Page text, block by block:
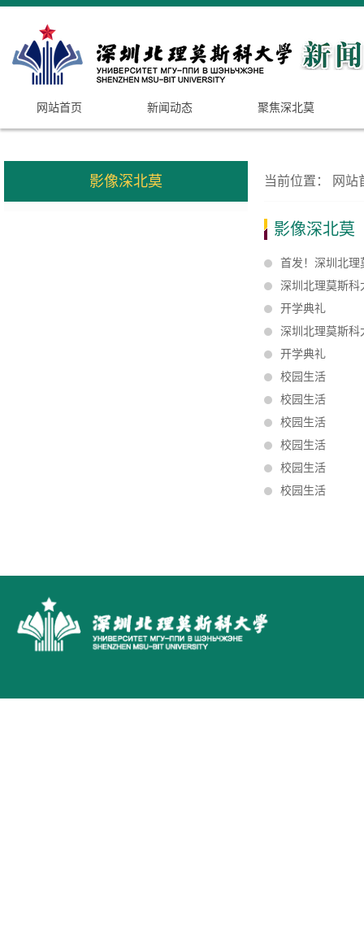
网站首页 新闻动态 聚焦深北莫
影像深北莫 当前位置： 网站
影像深北莫
首发！深圳北理
深圳北理莫斯科
开学典礼
深圳北理莫斯科
开学典礼
校园生活
校园生活
校园生活
校园生活
校园生活
校园生活